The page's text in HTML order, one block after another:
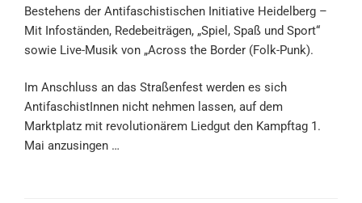
Bestehens der Antifaschistischen Initiative Heidelberg –
Mit Infoständen, Redebeiträgen, „Spiel, Spaß und Sport“
sowie Live-Musik von „Across the Border (Folk-Punk).
Im Anschluss an das Straßenfest werden es sich
AntifaschistInnen nicht nehmen lassen, auf dem
Marktplatz mit revolutionärem Liedgut den Kampftag 1.
Mai anzusingen …